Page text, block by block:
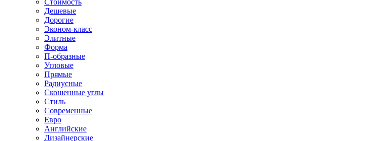
Дешевые
Дорогие
Эконом-класс
Элитные
Форма
П-образные
Угловые
Прямые
Радиусные
Скошенные углы
Стиль
Современные
Евро
Английские
Дизайнерские